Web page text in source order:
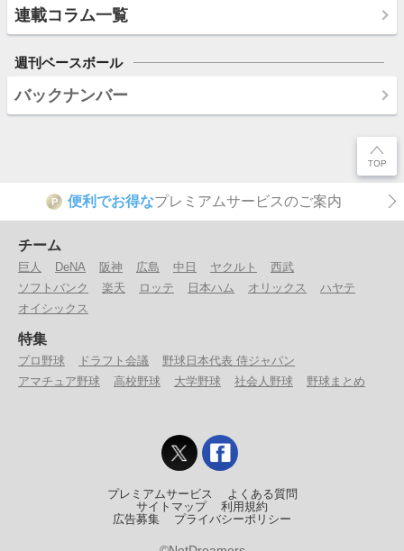
連載コラム一覧
週刊ベースボール
バックナンバー
P 便利でお得なプレミアムサービスのご案内
チーム
巨人 DeNA 阪神 広島 中日 ヤクルト
西武
ソフトバンク
楽天 ロッテ 日本ハム オリックス
ハヤテ
オイシックス
特集
プロ野球 ドラフト会議
野球日本代表 侍ジャパン
アマチュア野球
高校野球 大学野球 社会人野球 野球まとめ
プレミアムサービス
よくある質問
サイトマップ
利用規約
広告募集
プライバシーポリシー